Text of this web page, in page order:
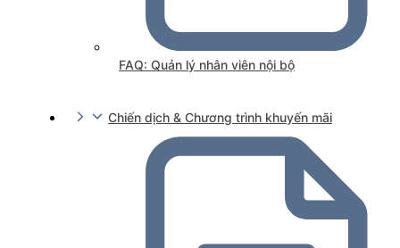
FAQ: Quản lý nhân viên nội bộ
Chiến dịch & Chương trình khuyến mãi